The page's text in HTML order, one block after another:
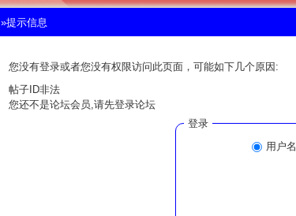
»提示信息
您没有登录或者您没有权限访问此页面，可能如下几个原因:
帖子ID非法
您还不是论坛会员,请先登录论坛
登录
用户名